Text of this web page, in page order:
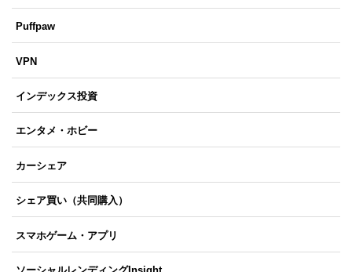
Puffpaw
VPN
インデックス投資
エンタメ・ホビー
カーシェア
シェア買い（共同購入）
スマホゲーム・アプリ